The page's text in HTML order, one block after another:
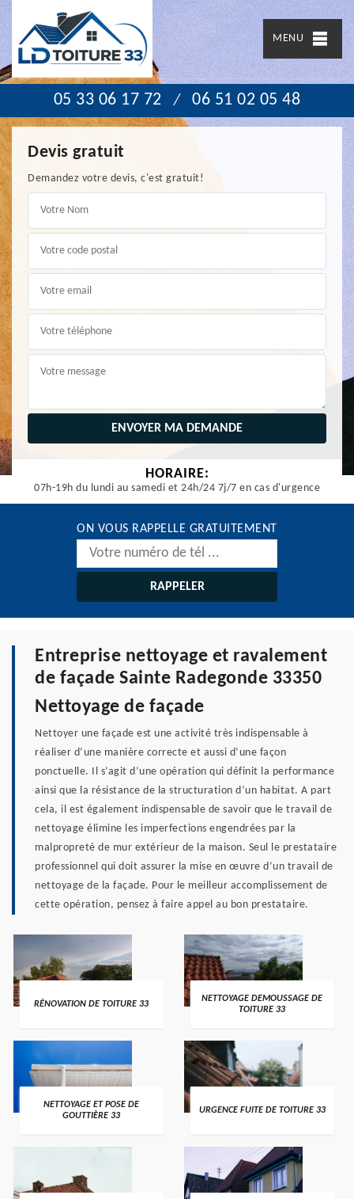
MENU
05 33 06 17 72 / 06 51 02 05 48
Devis gratuit
Demandez votre devis, c'est gratuit!
HORAIRE:
07h-19h du lundi au samedi et 24h/24 7j/7 en cas d'urgence
ON VOUS RAPPELLE GRATUITEMENT
Entreprise nettoyage et ravalement
de façade Sainte Radegonde 33350
Nettoyage de façade
Nettoyer une façade est une activité très indispensable à
réaliser d’une manière correcte et aussi d’une façon
ponctuelle. Il s’agit d’une opération qui définit la performance
ainsi que la résistance de la structuration d’un habitat. A part
cela, il est également indispensable de savoir que le travail de
nettoyage élimine les imperfections engendrées par la
malpropreté de mur extérieur de la maison. Seul le prestataire
professionnel qui doit assurer la mise en œuvre d’un travail de
nettoyage de la façade. Pour le meilleur accomplissement de
cette opération, pensez à faire appel au bon prestataire.
RÉNOVATION DE TOITURE 33
NETTOYAGE DEMOUSSAGE DE
TOITURE 33
NETTOYAGE ET POSE DE
GOUTTIÈRE 33
URGENCE FUITE DE TOITURE 33